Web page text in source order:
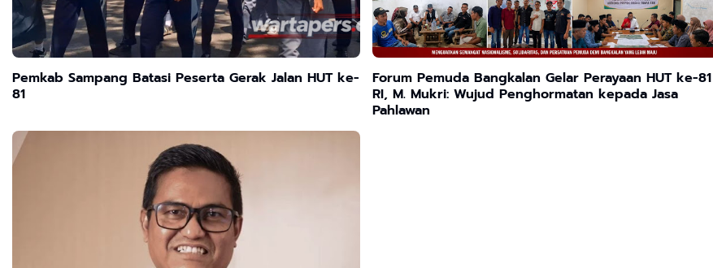
Pemkab Sampang Batasi Peserta Gerak Jalan HUT ke-
81
Forum Pemuda Bangkalan Gelar Perayaan HUT ke-81
RI, M. Mukri: Wujud Penghormatan kepada Jasa
Pahlawan